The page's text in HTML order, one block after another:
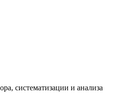
систематизации и анализа